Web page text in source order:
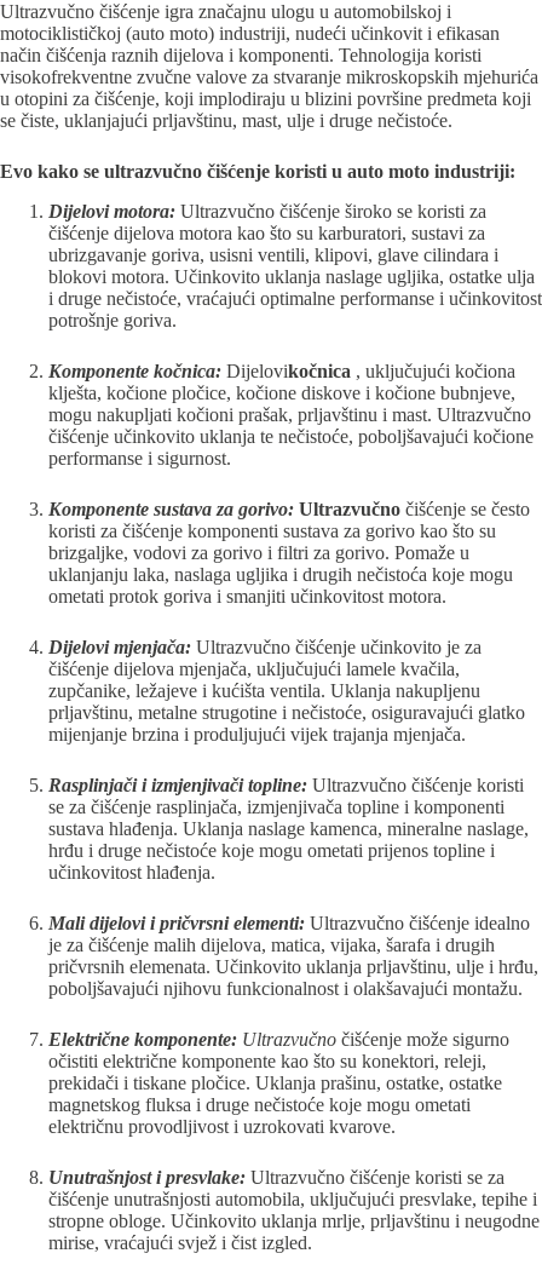
Ultrazvučno čišćenje igra značajnu ulogu u automobilskoj i
motociklističkoj (auto moto) industriji, nudeći učinkovit i efikasan
način čišćenja raznih dijelova i komponenti. Tehnologija koristi
visokofrekventne zvučne valove za stvaranje mikroskopskih mjehurića
u otopini za čišćenje, koji implodiraju u blizini površine predmeta koji
se čiste, uklanjajući prljavštinu, mast, ulje i druge nečistoće.
Evo kako se ultrazvučno čišćenje koristi u auto moto industriji:
Dijelovi motora: Ultrazvučno čišćenje široko se koristi za
čišćenje dijelova motora kao što su karburatori, sustavi za
ubrizgavanje goriva, usisni ventili, klipovi, glave cilindara i
blokovi motora. Učinkovito uklanja naslage ugljika, ostatke ulja
i druge nečistoće, vraćajući optimalne performanse i učinkovitost
potrošnje goriva.
Komponente kočnica: Dijelovikočnica , uključujući kočiona
klješta, kočione pločice, kočione diskove i kočione bubnjeve,
mogu nakupljati kočioni prašak, prljavštinu i mast. Ultrazvučno
čišćenje učinkovito uklanja te nečistoće, poboljšavajući kočione
performanse i sigurnost.
Komponente sustava za gorivo: Ultrazvučno čišćenje se često
koristi za čišćenje komponenti sustava za gorivo kao što su
brizgaljke, vodovi za gorivo i filtri za gorivo. Pomaže u
uklanjanju laka, naslaga ugljika i drugih nečistoća koje mogu
ometati protok goriva i smanjiti učinkovitost motora.
Dijelovi mjenjača: Ultrazvučno čišćenje učinkovito je za
čišćenje dijelova mjenjača, uključujući lamele kvačila,
zupčanike, ležajeve i kućišta ventila. Uklanja nakupljenu
prljavštinu, metalne strugotine i nečistoće, osiguravajući glatko
mijenjanje brzina i produljujući vijek trajanja mjenjača.
Rasplinjači i izmjenjivači topline: Ultrazvučno čišćenje koristi
se za čišćenje rasplinjača, izmjenjivača topline i komponenti
sustava hlađenja. Uklanja naslage kamenca, mineralne naslage,
hrđu i druge nečistoće koje mogu ometati prijenos topline i
učinkovitost hlađenja.
Mali dijelovi i pričvrsni elementi: Ultrazvučno čišćenje idealno
je za čišćenje malih dijelova, matica, vijaka, šarafa i drugih
pričvrsnih elemenata. Učinkovito uklanja prljavštinu, ulje i hrđu,
poboljšavajući njihovu funkcionalnost i olakšavajući montažu.
Električne komponente: Ultrazvučno čišćenje može sigurno
očistiti električne komponente kao što su konektori, releji,
prekidači i tiskane pločice. Uklanja prašinu, ostatke, ostatke
magnetskog fluksa i druge nečistoće koje mogu ometati
električnu provodljivost i uzrokovati kvarove.
Unutrašnjost i presvlake: Ultrazvučno čišćenje koristi se za
čišćenje unutrašnjosti automobila, uključujući presvlake, tepihe i
stropne obloge. Učinkovito uklanja mrlje, prljavštinu i neugodne
mirise, vraćajući svjež i čist izgled.